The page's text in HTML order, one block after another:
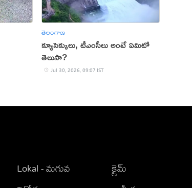
తెలంగాణ
క్యూసెక్కులు, టీఎంసీలు అంటే ఏమిటో
తెలుసా?
Jul 30, 2026, 09:07 IST
Lokal - మగువ
క్రైమ్